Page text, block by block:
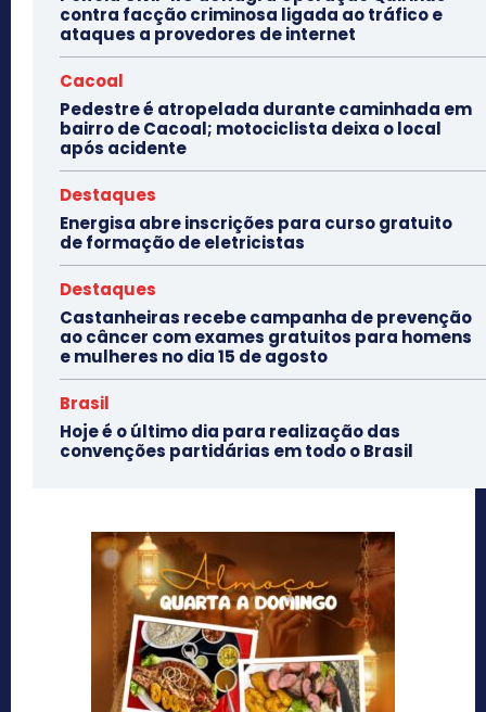
contra facção criminosa ligada ao tráfico e
ataques a provedores de internet
Cacoal
Pedestre é atropelada durante caminhada em
bairro de Cacoal; motociclista deixa o local
após acidente
Destaques
Energisa abre inscrições para curso gratuito
de formação de eletricistas
Destaques
Castanheiras recebe campanha de prevenção
ao câncer com exames gratuitos para homens
e mulheres no dia 15 de agosto
Brasil
Hoje é o último dia para realização das
convenções partidárias em todo o Brasil